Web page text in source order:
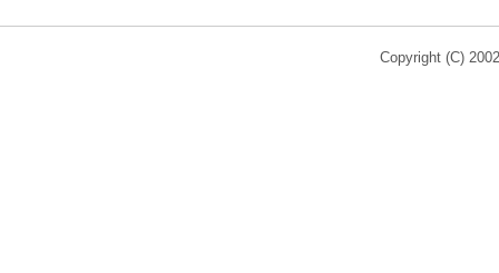
Copyright (C)